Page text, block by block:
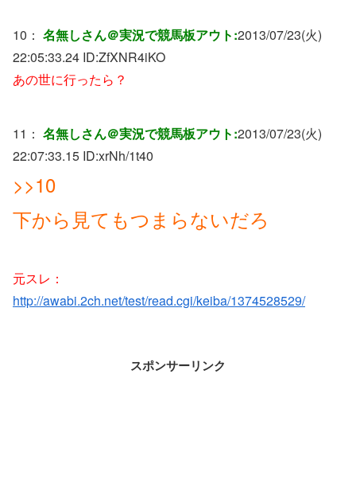
10： 名無しさん＠実況で競馬板アウト:2013/07/23(火)
22:05:33.24 ID:ZfXNR4iKO
あの世に行ったら？
11： 名無しさん＠実況で競馬板アウト:2013/07/23(火)
22:07:33.15 ID:xrNh/1t40
>>10
下から見てもつまらないだろ
元スレ：
http://awabi.2ch.net/test/read.cgi/keiba/1374528529/
スポンサーリンク